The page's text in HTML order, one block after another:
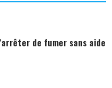
de fumer sans aide